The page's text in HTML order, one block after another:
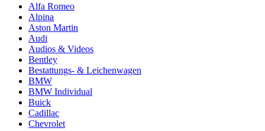
Alfa Romeo
Alpina
Aston Martin
Audi
Audios & Videos
Bentley
Bestattungs- & Leichenwagen
BMW
BMW Individual
Buick
Cadillac
Chevrolet